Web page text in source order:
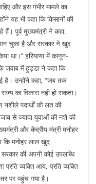
और इस गंभीर मामले का
यह भी कहा कि किसानों की
हैं। पूर्व मुख्यमंत्री ने कहा,
मान चुका है और सरकार ने खुद
था।” हरियाणा में कानून-
जवाब में हुड्डा ने कहा कि
है। उन्हों‍ने कहा, “जब तक
का विकास नहीं हो सकता।
पदार्थों की लत की
से ज्यादा युवाओं की नशे की
और केंद्रीय मंत्री मनोहर
मनोहर लाल खुद
की अपनी कोई उपलब्धि
प्रति व्यक्ति आय, प्रति व्यक्ति
पर पहुंच गया है।